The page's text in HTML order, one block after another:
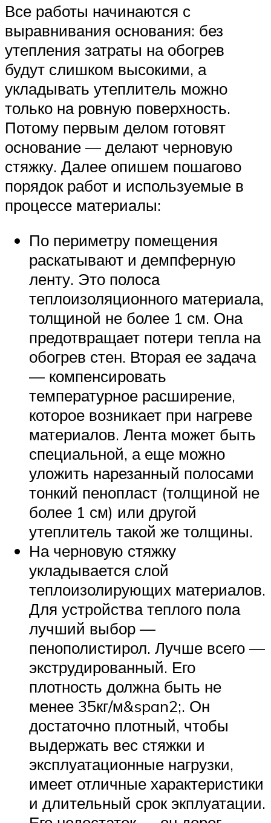
Все работы начинаются с
выравнивания основания: без
утепления затраты на обогрев
будут слишком высокими, а
укладывать утеплитель можно
только на ровную поверхность.
Потому первым делом готовят
основание — делают черновую
стяжку. Далее опишем пошагово
порядок работ и используемые в
процессе материалы:
По периметру помещения
раскатывают и демпферную
ленту. Это полоса
теплоизоляционного материала,
толщиной не более 1 см. Она
предотвращает потери тепла на
обогрев стен. Вторая ее задача
— компенсировать
температурное расширение,
которое возникает при нагреве
материалов. Лента может быть
специальной, а еще можно
уложить нарезанный полосами
тонкий пенопласт (толщиной не
более 1 см) или другой
утеплитель такой же толщины.
На черновую стяжку
укладывается слой
теплоизолирующих материалов.
Для устройства теплого пола
лучший выбор —
пенополистирол. Лучше всего —
экструдированный. Его
плотность должна быть не
менее 35кг/м&span2;. Он
достаточно плотный, чтобы
выдержать вес стяжки и
эксплуатационные нагрузки,
имеет отличные характеристики
и длительный срок экплуатации.